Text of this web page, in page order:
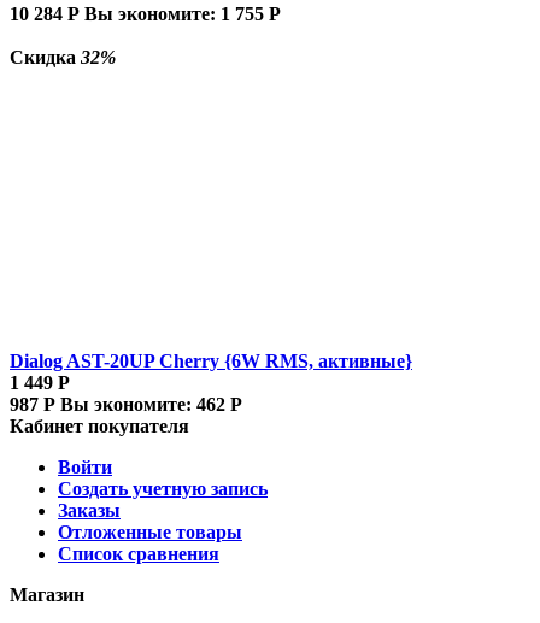
10 284 Р Вы экономите: 1 755 Р
Скидка 32%
Dialog AST-20UP Cherry {6W RMS, активные}
1 449 Р
987 Р Вы экономите: 462 Р
Кабинет покупателя
Войти
Создать учетную запись
Заказы
Отложенные товары
Список сравнения
Магазин